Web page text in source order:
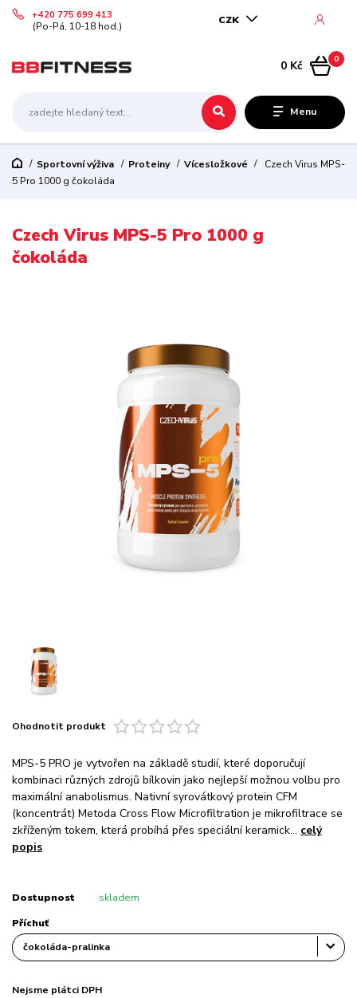
Menu
CZK
+420 775 699 413
(Po-Pá, 10-18 hod.)
0
0 Kč
Sportovní výživa Proteiny Vícesložkové
Czech Virus MPS-
5 Pro 1000 g čokoláda
Czech Virus MPS-5 Pro 1000 g
čokoláda
Ohodnotit produkt
MPS-5 PRO je vytvořen na základě studií, které doporučují
kombinaci různých zdrojů bílkovin jako nejlepší možnou volbu pro
maximální anabolismus. Nativní syrovátkový protein CFM
(koncentrát) Metoda Cross Flow Microfiltration je mikrofiltrace se
zkříženým tokem, která probíhá přes speciální keramick... celý
popis
Dostupnost skladem
Příchuť
Nejsme plátci DPH